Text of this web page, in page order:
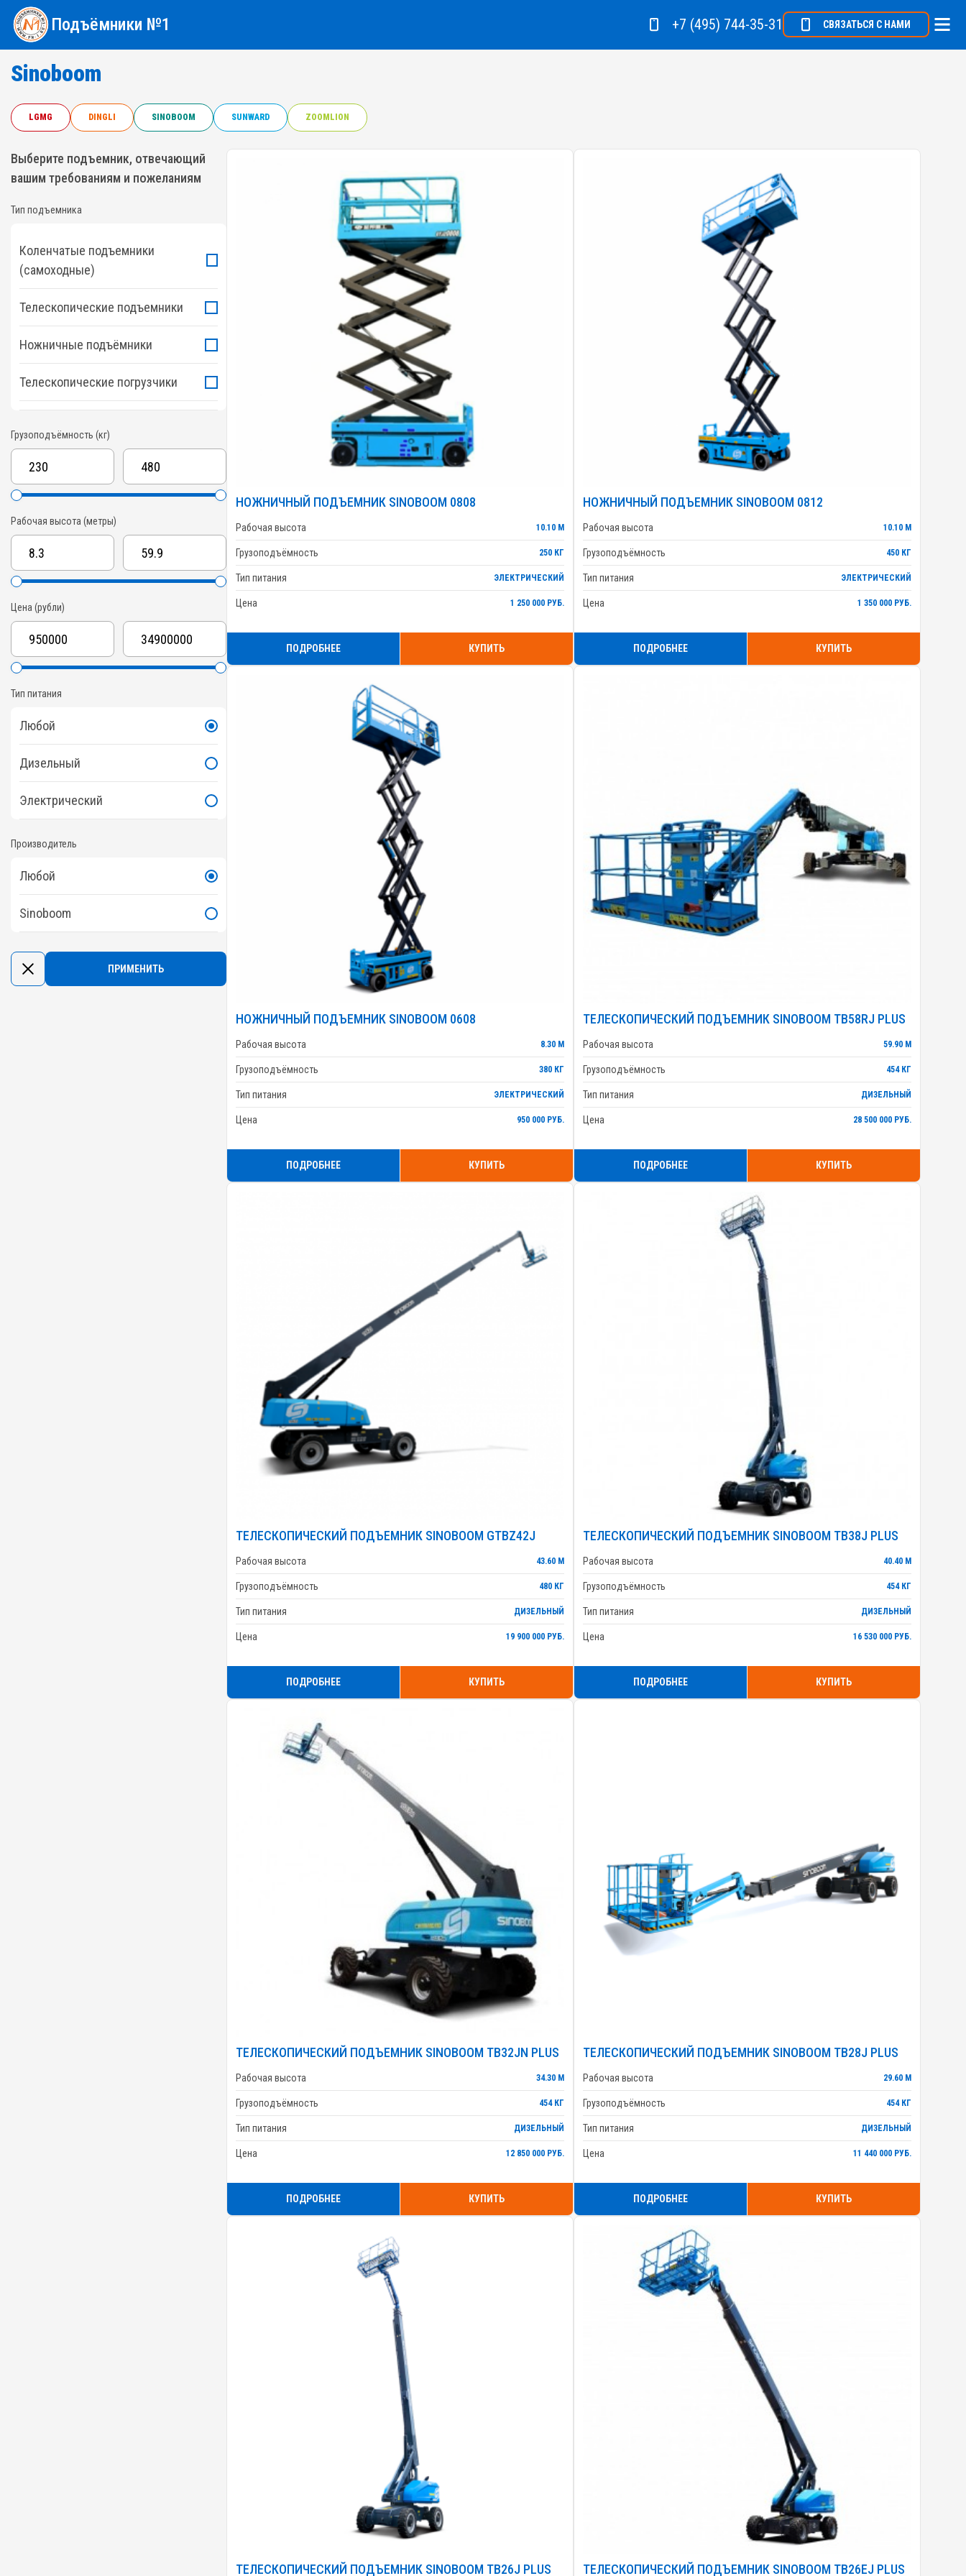
Подъёмники №1 +7 (495) 744-35-31 СВЯЗАТЬСЯ С НАМИ
Sinoboom
LGMG DINGLI SINOBOOM SUNWARD ZOOMLION
Выберите подъемник, отвечающий
вашим требованиям и пожеланиям
Тип подъемника
Коленчатые подъемники
(самоходные)
Телескопические подъемники
Ножничные подъёмники
Телескопические погрузчики
Грузоподъёмность (кг)
Рабочая высота (метры)
Цена (рубли)
Тип питания
Любой
Дизельный
Электрический
Производитель
Любой
Sinoboom
НОЖНИЧНЫЙ ПОДЪЕМНИК SINOBOOM 0808
Рабочая высота 10.10 М
Грузоподъёмность 250 КГ
Тип питания ЭЛЕКТРИЧЕСКИЙ
Цена 1 250 000 РУБ.
ПОДРОБНЕЕ КУПИТЬ
НОЖНИЧНЫЙ ПОДЪЕМНИК SINOBOOM 0812
Рабочая высота 10.10 М
Грузоподъёмность 450 КГ
Тип питания ЭЛЕКТРИЧЕСКИЙ
Цена 1 350 000 РУБ.
ПОДРОБНЕЕ КУПИТЬ
НОЖНИЧНЫЙ ПОДЪЕМНИК SINOBOOM 0608
Рабочая высота 8.30 М
Грузоподъёмность 380 КГ
Тип питания ЭЛЕКТРИЧЕСКИЙ
Цена 950 000 РУБ.
ПОДРОБНЕЕ КУПИТЬ
ТЕЛЕСКОПИЧЕСКИЙ ПОДЪЕМНИК SINOBOOM TB58RJ PLUS
Рабочая высота 59.90 М
Грузоподъёмность 454 КГ
Тип питания ДИЗЕЛЬНЫЙ
Цена 28 500 000 РУБ.
ПОДРОБНЕЕ КУПИТЬ
ТЕЛЕСКОПИЧЕСКИЙ ПОДЪЕМНИК SINOBOOM GTBZ42J
Рабочая высота 43.60 М
Грузоподъёмность 480 КГ
Тип питания ДИЗЕЛЬНЫЙ
Цена 19 900 000 РУБ.
ПОДРОБНЕЕ КУПИТЬ
ТЕЛЕСКОПИЧЕСКИЙ ПОДЪЕМНИК SINOBOOM TB38J PLUS
Рабочая высота 40.40 М
Грузоподъёмность 454 КГ
Тип питания ДИЗЕЛЬНЫЙ
Цена 16 530 000 РУБ.
ПОДРОБНЕЕ КУПИТЬ
ТЕЛЕСКОПИЧЕСКИЙ ПОДЪЕМНИК SINOBOOM TB32JN PLUS
Рабочая высота 34.30 М
Грузоподъёмность 454 КГ
Тип питания ДИЗЕЛЬНЫЙ
Цена 12 850 000 РУБ.
ПОДРОБНЕЕ КУПИТЬ
ТЕЛЕСКОПИЧЕСКИЙ ПОДЪЕМНИК SINOBOOM TB28J PLUS
Рабочая высота 29.60 М
Грузоподъёмность 454 КГ
Тип питания ДИЗЕЛЬНЫЙ
Цена 11 440 000 РУБ.
ПОДРОБНЕЕ КУПИТЬ
ТЕЛЕСКОПИЧЕСКИЙ ПОДЪЕМНИК SINOBOOM TB26J PLUS ТЕЛЕСКОПИЧЕСКИЙ ПОДЪЕМНИК SINOBOOM TB26EJ PLUS